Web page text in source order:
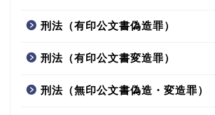
刑法（有印公文書偽造罪）
刑法（有印公文書変造罪）
刑法（無印公文書偽造・変造罪）